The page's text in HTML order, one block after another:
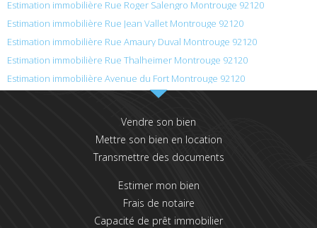
Estimation immobilière Rue Roger Salengro Montrouge 92120
Estimation immobilière Rue Jean Vallet Montrouge 92120
Estimation immobilière Rue Amaury Duval Montrouge 92120
Estimation immobilière Rue Thalheimer Montrouge 92120
Estimation immobilière Avenue du Fort Montrouge 92120
Vendre son bien
Mettre son bien en location
Transmettre des documents
Estimer mon bien
Frais de notaire
Capacité de prêt immobilier